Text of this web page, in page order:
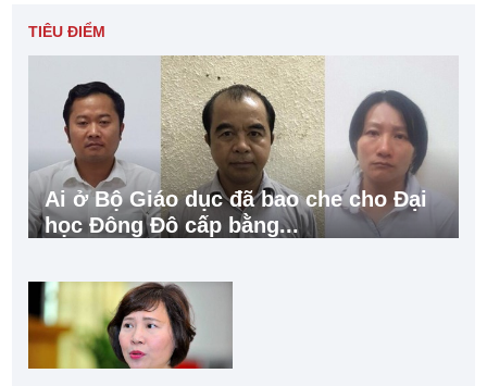
TIÊU ĐIỂM
Ai ở Bộ Giáo dục đã bao che cho Đại
học Đông Đô cấp bằng...